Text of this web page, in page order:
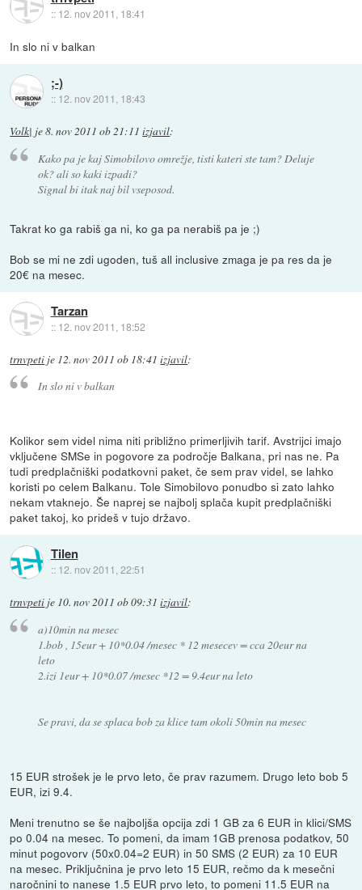
:: 12. nov 2011, 18:41
In slo ni v balkan
;-)
:: 12. nov 2011, 18:43
Volk| je8. nov 2011 ob 21:11 izjavil:
Kako pa je kaj Simobilovo omrežje, tisti kateri ste tam? Deluje
ok? ali so kaki izpadi?
Signal bi itak naj bil vseposod.
Takrat ko ga rabiš ga ni, ko ga pa nerabiš pa je ;)
Bob se mi ne zdi ugoden, tuš all inclusive zmaga je pa res da je
20€ na mesec.
Tarzan
:: 12. nov 2011, 18:52
trnvpeti je 12. nov 2011 ob 18:41 izjavil:
In slo ni v balkan
Kolikor sem videl nima niti približno primerljivih tarif. Avstrijci imajo
vključene SMSe in pogovore za področje Balkana, pri nas ne. Pa
tudi predplačniški podatkovni paket, če sem prav videl, se lahko
koristi po celem Balkanu. Tole Simobilovo ponudbo si zato lahko
nekam vtaknejo. Še naprej se najbolj splača kupit predplačniški
paket takoj, ko prideš v tujo državo.
Tilen
:: 12. nov 2011, 22:51
trnvpeti je 10. nov 2011 ob 09:31 izjavil:
a)10min na mesec
1.bob , 15eur + 10*0.04 /mesec * 12 mesecev = cca 20eur na
leto
2.izi 1eur + 10*0.07 /mesec *12 = 9.4eur na leto
Se pravi, da se splaca bob za klice tam okoli 50min na mesec
15 EUR strošek je le prvo leto, če prav razumem. Drugo leto bob 5
EUR, izi 9.4.
Meni trenutno se še najboljša opcija zdi 1 GB za 6 EUR in klici/SMS
po 0.04 na mesec. To pomeni, da imam 1GB prenosa podatkov, 50
minut pogovorv (50x0.04=2 EUR) in 50 SMS (2 EUR) za 10 EUR
na mesec. Priključnina je prvo leto 15 EUR, rečmo da k mesečni
naročnini to nanese 1.5 EUR prvo leto, to pomeni 11.5 EUR na